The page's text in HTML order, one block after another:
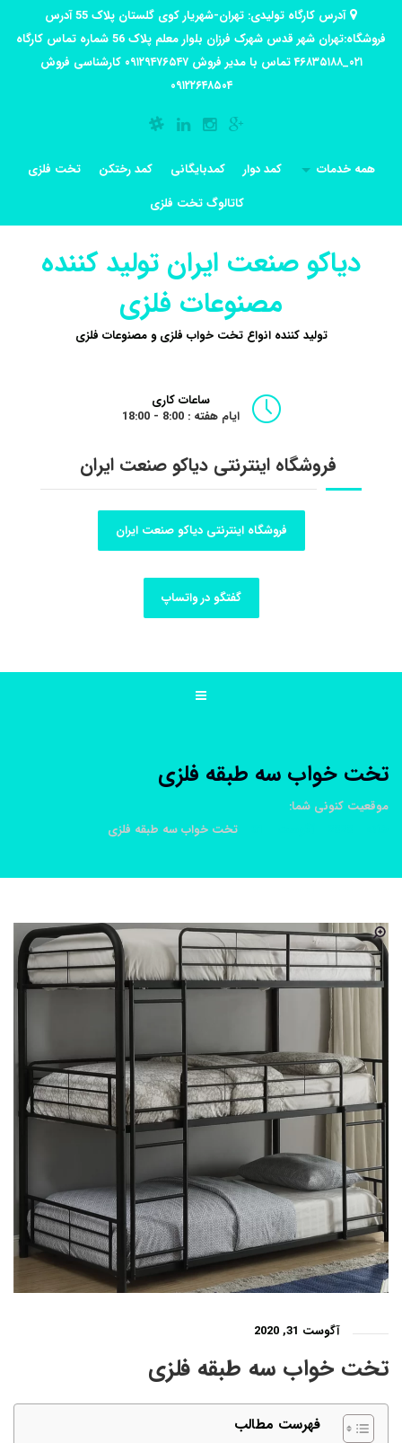
آدرس کارگاه تولیدی: تهران-شهریار کوی گلستان پلاک 55 آدرس
فروشگاه:تهران شهر قدس شهرک فرزان بلوار معلم پلاک 56 شماره تماس کارگاه
۰۲۱_۴۶۸۳۵۱۸۸ تماس با مدیر فروش ۰۹۱۲۹۴۷۶۵۴۷ کارشناسی فروش
۰۹۱۲۲۶۴۸۵۰۴
همه خدمات کمد دوار کمدبایگانی کمد رختکن
تخت فلزی
کاتالوگ تخت فلزی
دیاکو صنعت ایران تولید کننده
مصنوعات فلزی
تولید کننده انواع تخت خواب فلزی و مصنوعات فلزی
ساعات کاری
ایام هفته : 8:00 - 18:00
فروشگاه اینترنتی دیاکو صنعت ایران
فروشگاه اینترنتی دیاکو صنعت ایران
گفتگو در واتساپ
تخت خواب سه طبقه فلزی
موقعیت کنونی شما:
تخت خواب سه طبقه فلزی
آگوست 31, 2020
تخت خواب سه طبقه فلزی
فهرست مطالب